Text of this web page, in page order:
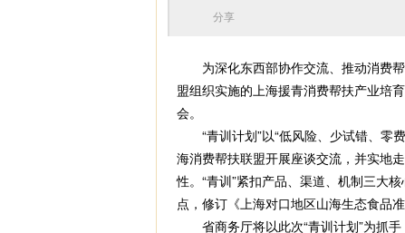
分享
为深化东西部协作交流、推动消费帮
盟组织实施的上海援青消费帮扶产业培
会。
“青训计划”以“低风险、少试错、零
海消费帮扶联盟开展座谈交流，并实地
性。“青训”紧扣产品、渠道、机制三大
点，修订《上海对口地区山海生态食品
省商务厅将以此次“青训计划”为抓手